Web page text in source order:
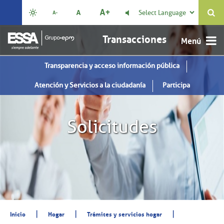
Select Language 
Transacciones
Transparencia y acceso información pública
Atención y Servicios a la ciudadanía Participa
Solicitudes
Inicio | Hogar | Trámites y servicios hogar |